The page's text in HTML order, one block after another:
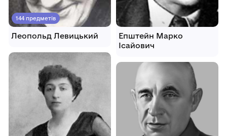
144 предметів
Леопольд Левицький
Епштейн Марко
Ісайович